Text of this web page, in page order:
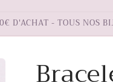
D'ACHAT - TOUS NOS